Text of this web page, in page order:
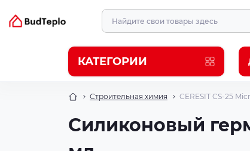
КАТЕГОРИИ
Строительная химия CERESIT CS-25
Силиконовый